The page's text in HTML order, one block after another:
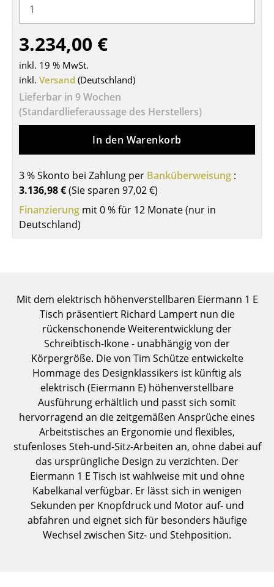
Sekretäre & PC-Tische
Stehtische & Stehpulte
Kindertische
Gartentische
Einzelteile
... alle Tische
Aufbewahren
Regale & Schränke
Sideboards & Kommoden
TV Möbel
Beistell- & Rollcontainer
Barmöbel
Garderoben
Kleinaufbewahrung
Einzelteile
... alle Aufbewahrungsmöbel
Licht
Hängeleuchten & Deckenleuchten
3.234,00 €
inkl. 19 % MwSt.
inkl. Versand (Deutschland)
Lieferbar in 9 Wochen
(Standardlieferaussage des Herstellers)
In den Warenkorb
3 % Skonto bei Zahlung per Banküberweisung :
3.136,98 €(Sie sparen 97,02 €)
Finanzierung mit 0 % für 12 Monate (nur in
Deutschland)
Mit dem elektrisch höhenverstellbaren Eiermann 1 E
Tisch präsentiert Richard Lampert nun die
rückenschonende Weiterentwicklung der
Schreibtisch-Ikone - unabhängig von der
Körpergröße. Die von Tim Schütze entwickelte
Hommage des Designklassikers ist künftig als
elektrisch (Eiermann E) höhenverstellbare
Ausführung erhältlich und passt sich somit
hervorragend an die zeitgemäßen Ansprüche eines
Arbeitstisches an Ergonomie und flexibles,
stufenloses Steh-und-Sitz-Arbeiten an, ohne dabei auf
das ursprüngliche Design zu verzichten. Der
Eiermann 1 E Tisch ist wahlweise mit und ohne
Kabelkanal verfügbar. Er lässt sich in wenigen
Sekunden per Knopfdruck und Motor auf- und
abfahren und eignet sich für besonders häufige
Wechsel zwischen Sitz- und Stehposition.